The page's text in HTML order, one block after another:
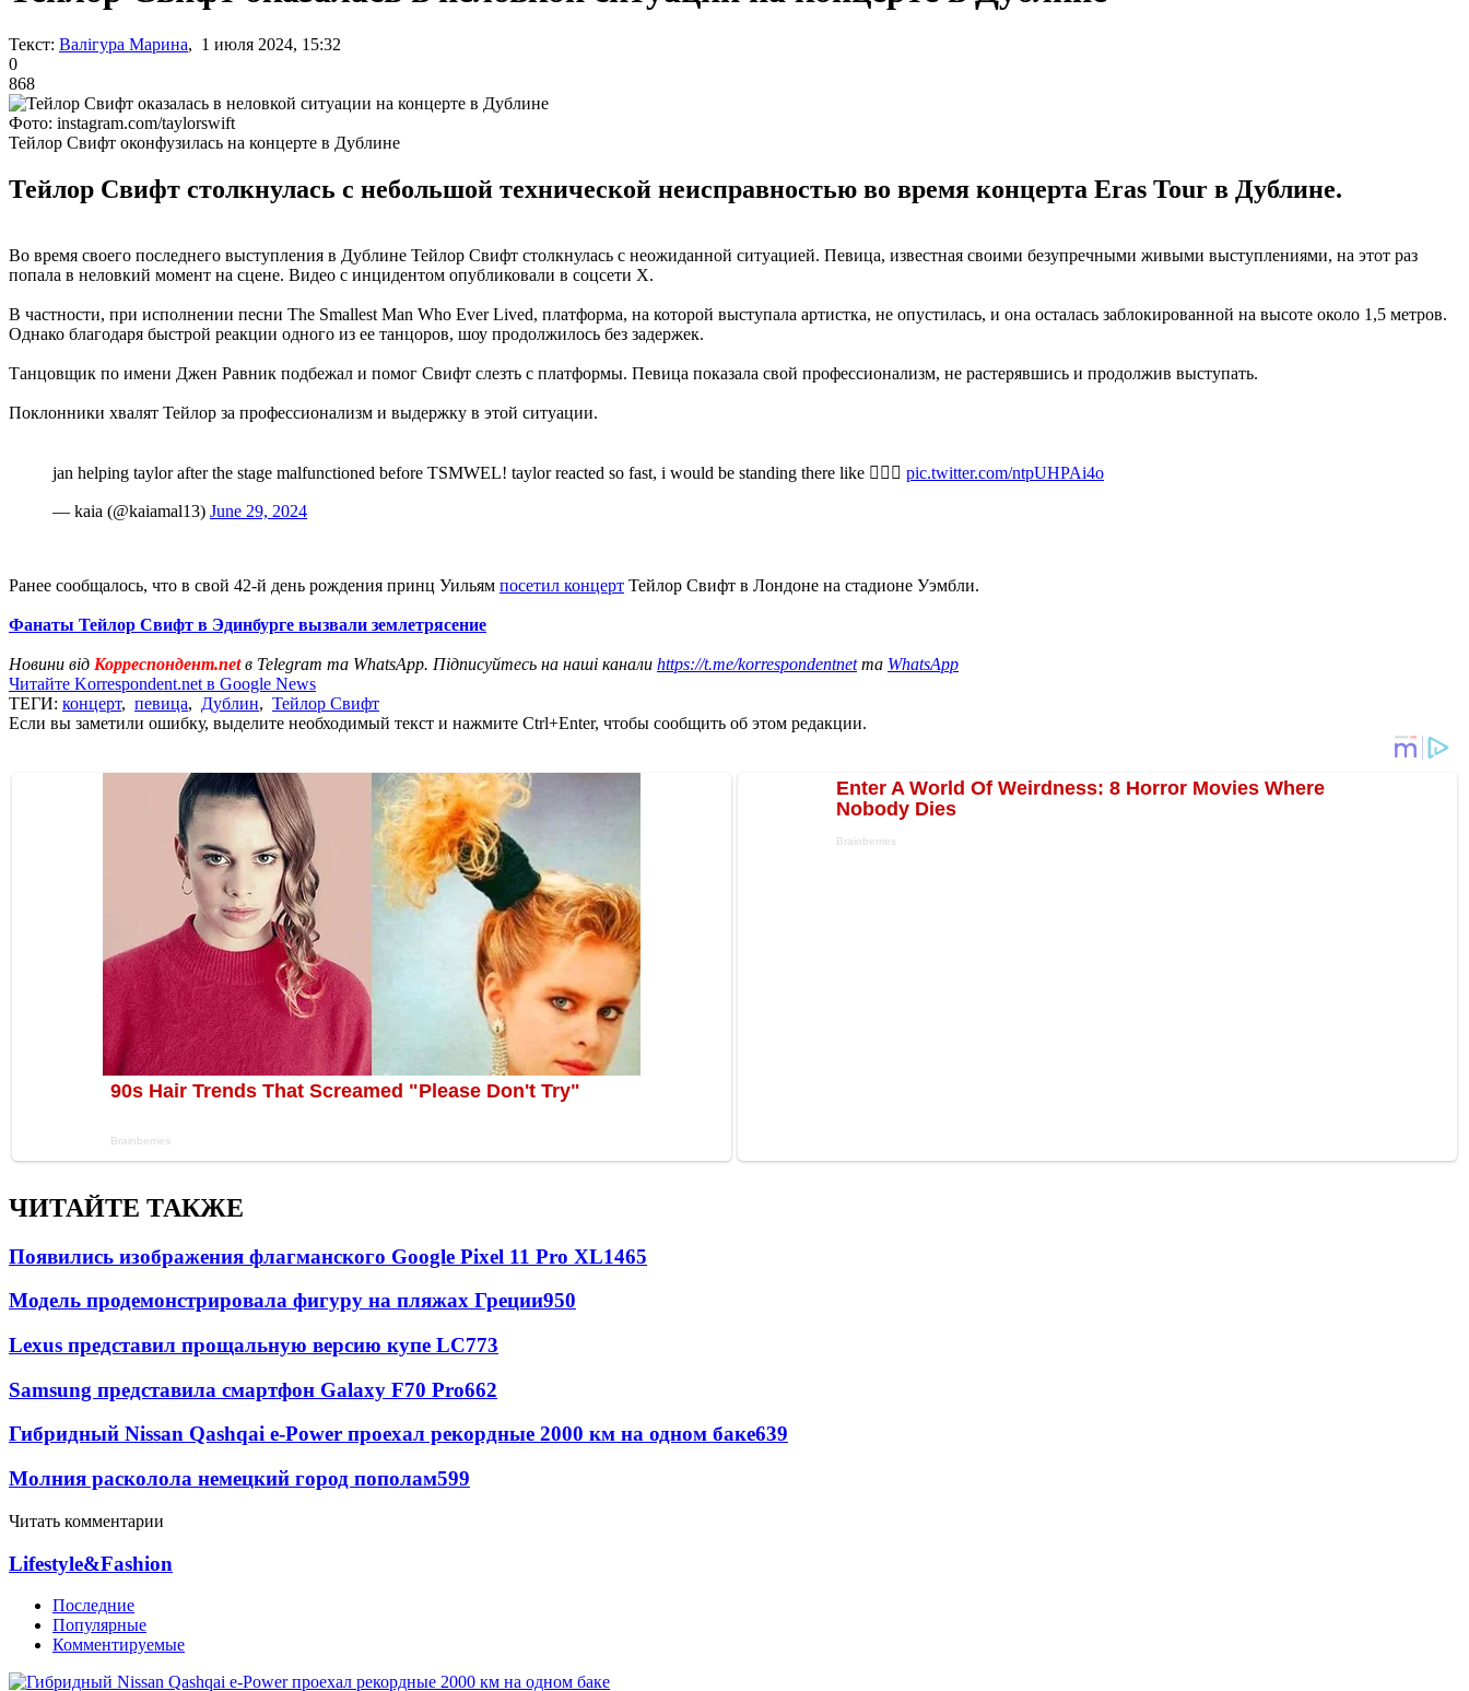
Текст: Валігура Марина, 1 июля 2024, 15:32
0
868
Фото: instagram.com/taylorswift
Тейлор Свифт оконфузилась на концерте в Дублине
Тейлор Свифт столкнулась с небольшой технической неисправностью во время концерта Eras Tour в Дублине.
Во время своего последнего выступления в Дублине Тейлор Свифт столкнулась с неожиданной ситуацией. Певица, известная своими безупречными живыми выступлениями, на этот раз
попала в неловкий момент на сцене. Видео с инцидентом опубликовали в соцсети X.
В частности, при исполнении песни The Smallest Man Who Ever Lived, платформа, на которой выступала артистка, не опустилась, и она осталась заблокированной на высоте около 1,5 метров.
Однако благодаря быстрой реакции одного из ее танцоров, шоу продолжилось без задержек.
Танцовщик по имени Джен Равник подбежал и помог Свифт слезть с платформы. Певица показала свой профессионализм, не растерявшись и продолжив выступать.
Поклонники хвалят Тейлор за профессионализм и выдержку в этой ситуации.
jan helping taylor after the stage malfunctioned before TSMWEL! taylor reacted so fast, i would be standing there like 🧍🏼‍♀️ pic.twitter.com/ntpUHPAi4o
— kaia (@kaiamal13) June 29, 2024
Ранее сообщалось, что в свой 42-й день рождения принц Уильям посетил концерт Тейлор Свифт в Лондоне на стадионе Уэмбли.
Фанаты Тейлор Свифт в Эдинбурге вызвали землетрясение
Новини від Корреспондент.netв Telegram та WhatsApp. Підписуйтесь на наші канали https://t.me/korrespondentnetта WhatsApp
Читайте Korrespondent.net в Google News
ТЕГИ: концерт, певица, Дублин, Тейлор Свифт
Если вы заметили ошибку, выделите необходимый текст и нажмите Ctrl+Enter, чтобы сообщить об этом редакции.
ЧИТАЙТЕ ТАКЖЕ
Появились изображения флагманского Google Pixel 11 Pro XL1465
Модель продемонстрировала фигуру на пляжах Греции950
Lexus представил прощальную версию купе LC773
Samsung представила смартфон Galaxy F70 Pro662
Гибридный Nissan Qashqai e-Power проехал рекордные 2000 км на одном баке639
Молния расколола немецкий город пополам599
Читать комментарии
Lifestyle&Fashion
Последние
Популярные
Комментируемые